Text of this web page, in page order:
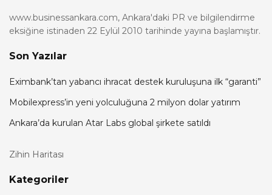
www.businessankara.com, Ankara'daki PR ve bilgilendirme
eksiğine istinaden 22 Eylül 2010 tarihinde yayına başlamıştır.
Son Yazılar
Eximbank’tan yabancı ihracat destek kuruluşuna ilk “garanti”
Mobilexpress’in yeni yolculuğuna 2 milyon dolar yatırım
Ankara’da kurulan Atar Labs global şirkete satıldı
Zihin Haritası
Kategoriler